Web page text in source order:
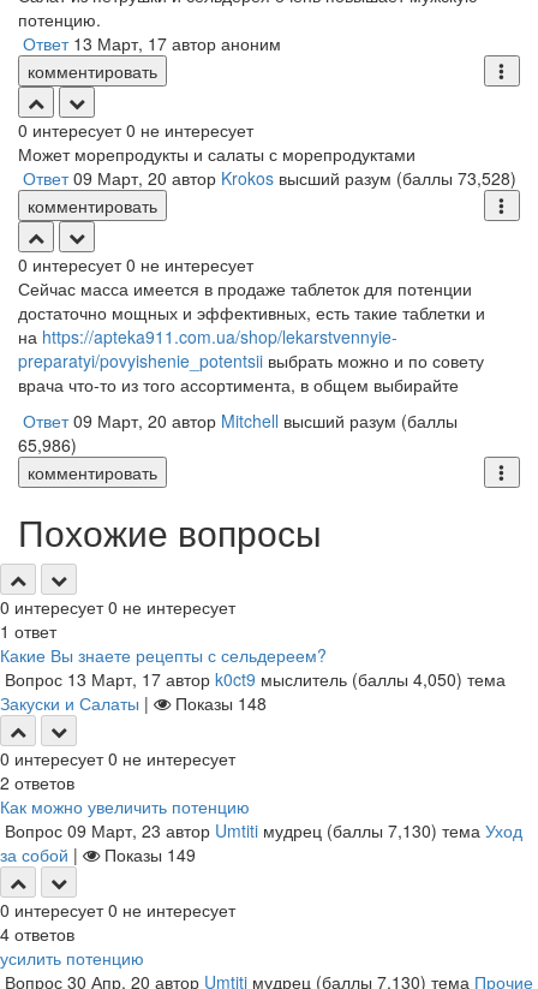
потенцию.
Ответ 13 Март, 17 автор аноним
комментировать
0 интересует 0 не интересует
Может морепродукты и салаты с морепродуктами
Ответ 09 Март, 20 автор Krokos высший разум (баллы 73,528)
комментировать
0 интересует 0 не интересует
Сейчас масса имеется в продаже таблеток для потенции
достаточно мощных и эффективных, есть такие таблетки и
на https://apteka911.com.ua/shop/lekarstvennyie-
preparatyi/povyishenie_potentsii выбрать можно и по совету
врача что-то из того ассортимента, в общем выбирайте
Ответ 09 Март, 20 автор Mitchell высший разум (баллы
65,986)
комментировать
Похожие вопросы
0 интересует 0 не интересует
1 ответ
Какие Вы знаете рецепты с сельдереем?
Вопрос 13 Март, 17 автор k0ct9 мыслитель (баллы 4,050) тема
Закуски и Салаты | Показы 148
0 интересует 0 не интересует
2 ответов
Как можно увеличить потенцию
Вопрос 09 Март, 23 автор Umtiti мудрец (баллы 7,130) тема Уход
за собой | Показы 149
0 интересует 0 не интересует
4 ответов
усилить потенцию
Вопрос 30 Апр, 20 автор Umtiti мудрец (баллы 7,130) тема Прочие